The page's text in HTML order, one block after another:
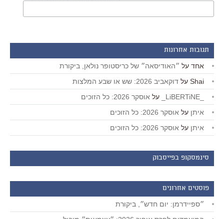
תגובות אחרונות
אחד על ״האודיסאה״ של כריסטופר נולאן, ביקורת
Shai על דוקאביב 2026: שש או שבע המלצות
על אוסקר 2026: כל הזוכים
איתן על אוסקר 2026: כל הזוכים
איתן על אוסקר 2026: כל הזוכים
סינמסקופ בפייסבוק
פוסטים אחרונים
״ספיידרמן: יום חדש״, ביקורת